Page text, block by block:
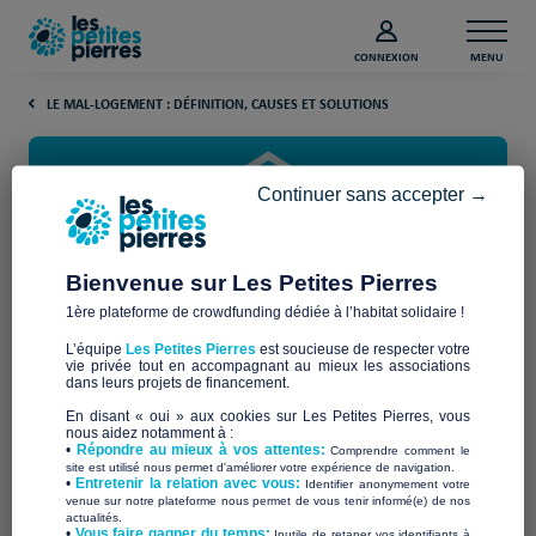
CONNEXION MENU
LE MAL-LOGEMENT : DÉFINITION, CAUSES ET SOLUTIONS
Vieillissement de la population :
adapter les logements
Le vieillissement de la population française est un fait établi.
Les plus de65 ans, représenteront 30% de la population à
partir de 2050.
Les personnes séniors sont de plus en plus nombreuses
Bienvenue sur Les Petites Pierres
1ère plateforme de crowdfunding dédiée à l’habitat solidaire !
L’équipe Les Petites Pierres est soucieuse de respecter votre
vie privée tout en accompagnant au mieux les associations
dans leurs projets de financement.
En disant « oui » aux cookies sur Les Petites Pierres, vous
nous aidez notamment à :
• Répondre au mieux à vos attentes:Comprendre comment le
site est utilisé nous permet d'améliorer votre expérience de navigation.
•Entretenir la relation avec vous: Identifier anonymement votre
venue sur notre plateforme nous permet de vous tenir informé(e) de nos
actualités.
Continuer sans accepter →